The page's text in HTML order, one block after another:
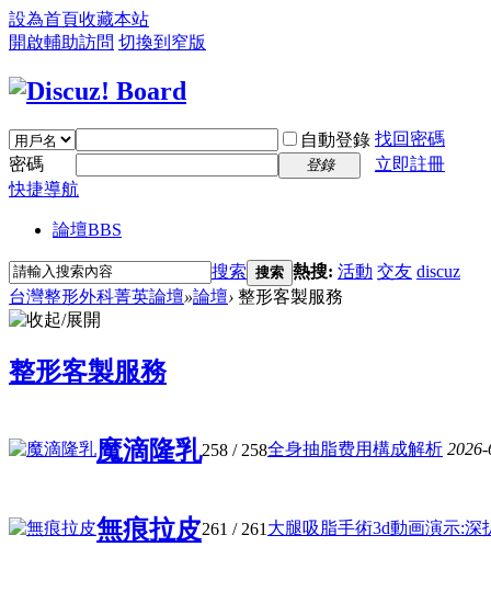
設為首頁收藏本站
開啟輔助訪問 切換到窄版
自動登錄 找回密碼
密碼
登錄
立即註冊
快捷導航
論壇BBS
搜索 搜索 熱搜: 活動 交友 discuz
台灣整形外科菁英論壇»論壇› 整形客製服務
整形客製服務
魔滴隆乳258 / 258全身抽脂费用構成解析
無痕拉皮261 / 261 大腿吸脂手術3d動画演示:深